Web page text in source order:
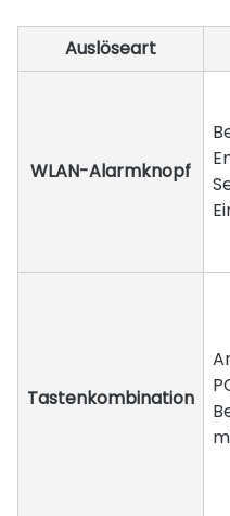
Auslöseart
WLAN-Alarmknopf
Tastenkombination